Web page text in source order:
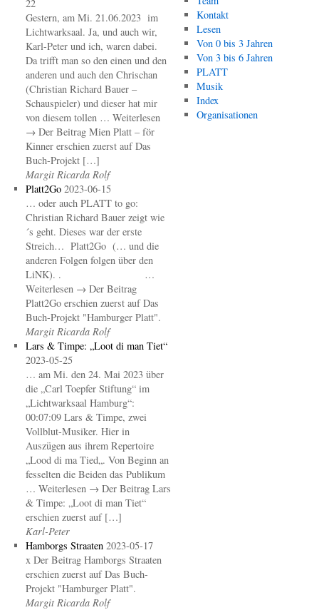
22
Gestern, am Mi. 21.06.2023 im
Lichtwarksaal. Ja, und auch wir,
Karl-Peter und ich, waren dabei.
Da trifft man so den einen und den
anderen und auch den Chrischan
(Christian Richard Bauer –
Schauspieler) und dieser hat mir
von diesem tollen … Weiterlesen
→ Der Beitrag Mien Platt – för
Kinner erschien zuerst auf Das
Buch-Projekt […]
Margit Ricarda Rolf
Platt2Go 2023-06-15
… oder auch PLATT to go:
Christian Richard Bauer zeigt wie
´s geht. Dieses war der erste
Streich… Platt2Go (… und die
anderen Folgen folgen über den
LiNK). . …
Weiterlesen → Der Beitrag
Platt2Go erschien zuerst auf Das
Buch-Projekt "Hamburger Platt".
Margit Ricarda Rolf
Lars & Timpe: „Loot di man Tiet“
2023-05-25
… am Mi. den 24. Mai 2023 über
die „Carl Toepfer Stiftung“ im
„Lichtwarksaal Hamburg“:
00:07:09 Lars & Timpe, zwei
Vollblut-Musiker. Hier in
Auszügen aus ihrem Repertoire
„Lood di ma Tied„. Von Beginn an
fesselten die Beiden das Publikum
… Weiterlesen → Der Beitrag Lars
& Timpe: „Loot di man Tiet“
erschien zuerst auf […]
Karl-Peter
Hamborgs Straaten 2023-05-17
x Der Beitrag Hamborgs Straaten
erschien zuerst auf Das Buch-
Projekt "Hamburger Platt".
Margit Ricarda Rolf
Kontakt
Lesen
Von 0 bis 3 Jahren
Von 3 bis 6 Jahren
PLATT
Musik
Index
Organisationen